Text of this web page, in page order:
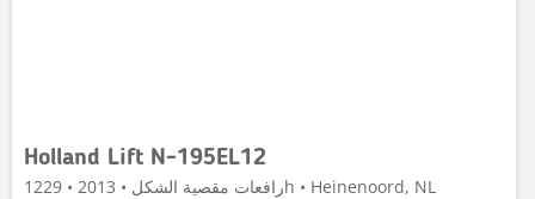
Holland Lift N-195EL12
رافعات مقصية الشكل • 2013 • 1229h • Heinenoord, NL